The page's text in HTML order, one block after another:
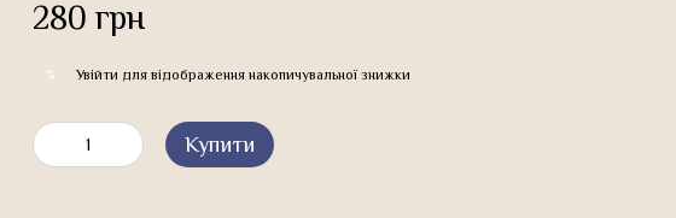
280 грн
% Увійти для відображення накопичувальної знижки
Купити